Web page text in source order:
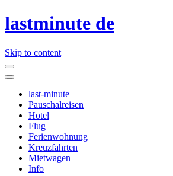
lastminute de
Skip to content
last-minute
Pauschalreisen
Hotel
Flug
Ferienwohnung
Kreuzfahrten
Mietwagen
Info